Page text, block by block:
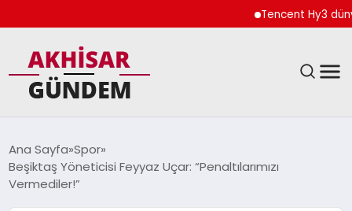
Tencent Hy3
DÜNYA
Ana Sayfa Spor
Beşiktaş Yöneticisi Feyyaz Uçar: “Penaltılarımızı
Vermediler!”